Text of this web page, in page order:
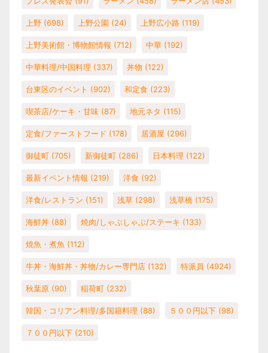
上野 (698) 上野公園 (24) 上野広小路 (119)
上野美術館・博物館情報 (712) 中華 (192)
中華料理/中国料理 (337) 丼物 (122)
台東区のイベント (902) 和定食 (223)
喫茶店/ケーキ・甘味 (87) 地元ネタ (115)
定食/ファーストフード (178) 居酒屋 (296)
御徒町 (705) 新御徒町 (286) 日本料理 (122)
最新イベント情報 (219) 洋食 (92)
洋食/レストラン (151) 浅草 (298) 浅草橋 (175)
海鮮丼 (88) 焼肉/しゃぶしゃぶ/ステーキ (133)
焼魚・煮魚 (112)
牛丼・海鮮丼・丼物/カレー専門店 (132) 特派員 (4924)
秋葉原 (90) 稲荷町 (232)
韓国・コリアン料理/多国籍料理 (88) ５００円以下 (98)
７００円以下 (210)